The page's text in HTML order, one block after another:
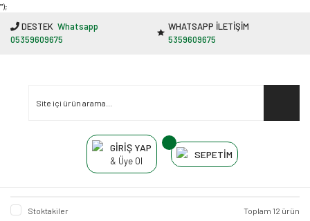
"');
DESTEK Whatsapp
05359609675
WHATSAPP İLETİŞİM
5359609675
GİRİŞ YAP
& Üye Ol
SEPETİM
Stoktakiler Toplam 12 ürün